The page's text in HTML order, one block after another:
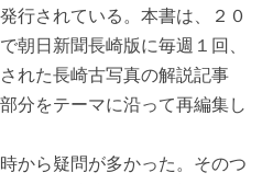
行されている。本書は、２０
朝日新聞長崎版に毎週１回、
れた長崎古写真の解説記事
分をテーマに沿って再編集し
から疑問が多かった。そのつ